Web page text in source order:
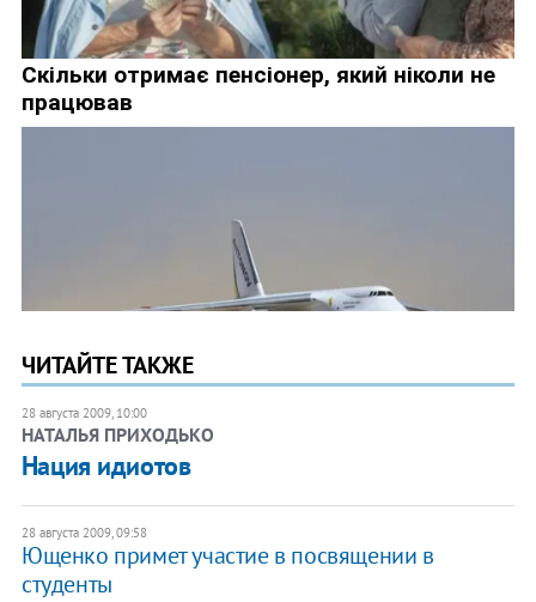
ЧИТАЙТЕ ТАКЖЕ
28 августа 2009, 10:00
НАТАЛЬЯ ПРИХОДЬКО
Нация идиотов
28 августа 2009, 09:58
Ющенко примет участие в посвящении в
студенты